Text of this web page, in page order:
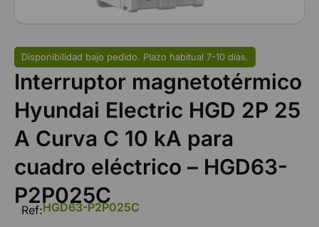
Disponibilidad bajo pedido. Plazo habitual 7-10 días.
Interruptor magnetotérmico
Hyundai Electric HGD 2P 25
A Curva C 10 kA para
cuadro eléctrico – HGD63-
P2P025C
Ref:HGD63-P2P025C